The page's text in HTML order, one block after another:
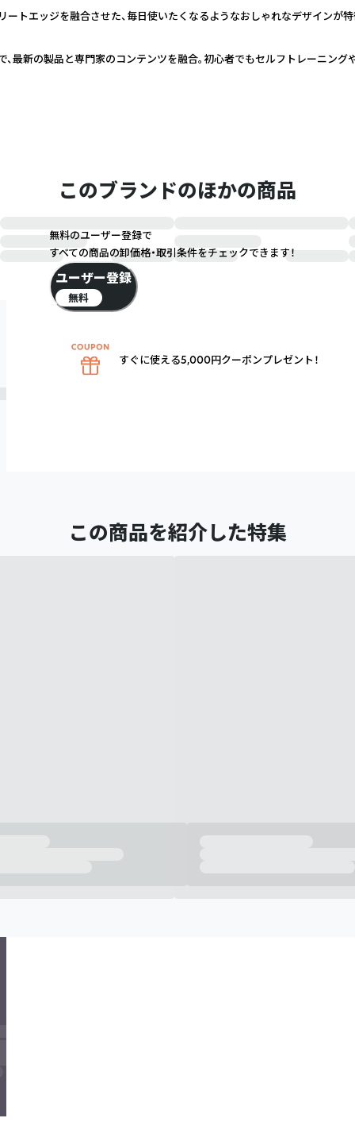
トエッジを融合させた、毎日使いたくなるようなおしゃれなデザインが特
最新の製品と専門家のコンテンツを融合。初心者でもセルフトレーニング
このブランドのほかの商品
この商品を紹介した特集
無料のユーザー登録で
すべての商品の卸価格・取引条件をチェックできます！
ユーザー登録
無料
すぐに使える5,000円クーポンプレゼント！